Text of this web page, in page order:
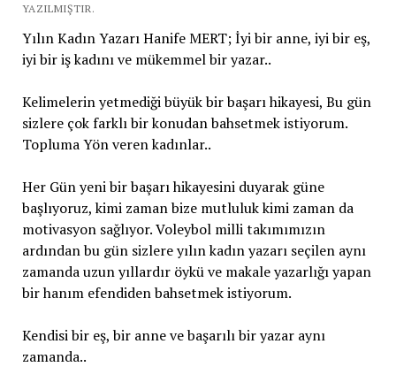
YAZILMIŞTIR.
Yılın Kadın Yazarı Hanife MERT; İyi bir anne, iyi bir eş,
iyi bir iş kadını ve mükemmel bir yazar..
Kelimelerin yetmediği büyük bir başarı hikayesi, Bu gün
sizlere çok farklı bir konudan bahsetmek istiyorum.
Topluma Yön veren kadınlar..
Her Gün yeni bir başarı hikayesini duyarak güne
başlıyoruz, kimi zaman bize mutluluk kimi zaman da
motivasyon sağlıyor. Voleybol milli takımımızın
ardından bu gün sizlere yılın kadın yazarı seçilen aynı
zamanda uzun yıllardır öykü ve makale yazarlığı yapan
bir hanım efendiden bahsetmek istiyorum.
Kendisi bir eş, bir anne ve başarılı bir yazar aynı
zamanda..